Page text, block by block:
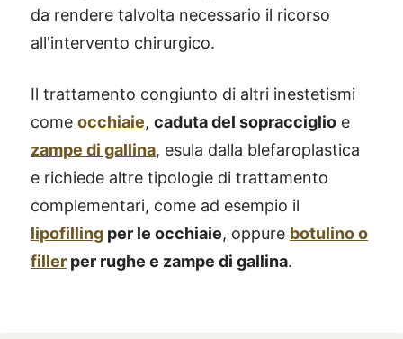
da rendere talvolta necessario il ricorso
all'intervento chirurgico.
Il trattamento congiunto di altri inestetismi
come occhiaie, caduta del sopracciglio e
zampe di gallina, esula dalla blefaroplastica
e richiede altre tipologie di trattamento
complementari, come ad esempio il
lipofilling per le occhiaie, oppure botulino o
filler per rughe e zampe di gallina.